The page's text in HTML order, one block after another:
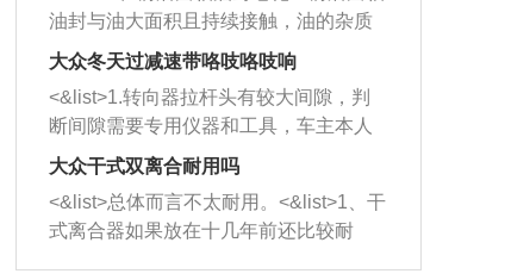
的堵塞，就需要将三元催化器泡在草酸
洗剂对堵塞的情况得到解决，将清洗剂
放在燃油箱中，与燃油混合后，车辆启
动时，就可以和汽油一起进入到燃烧
室，最后形成废气排出，就可以让三元
催化器得到清洗，排气管堵塞的情况就
能够得到解决。
圈数。 <&list>3、最后强调要反复练
习，这样就可以形成肌肉记忆，在真实
驾驶车辆时，不需要记忆也能打好方
向。
油封与油大面积且持续接触，油的杂质
和发动机内持续温度变化使其密封效果
逐渐减弱，导致渗油或漏油。<&list>2、
活塞间隙过大：积碳会使活塞环与缸体
的间隙扩大，导致机油流入燃烧室中，
造成烧机油。<&list>3、机油粘度。使用
机油粘度过小的话，同样会有烧机油现
象，机油粘度过小具有很好的流动性，
大众冬天过减速带咯吱咯吱响
<&list>1.转向器拉杆头有较大间隙，判
断间隙需要专用仪器和工具，车主本人
无法制作，需要将车辆送到修理厂或4s
店；<&list>2.车辆半轴套管防尘罩破
裂，破裂后会出现漏油现象，使半轴磨
损严重，磨损的半轴容易损坏，产生异
响；<&list>3.稳定器的转向胶套和球头
大众干式双离合耐用吗
<&list>总体而言不太耐用。<&list>1、干
式离合器如果放在十几年前还比较耐